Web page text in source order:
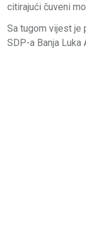
citirajući čuveni
Sa tugom vijest je
SDP-a Banja Luka